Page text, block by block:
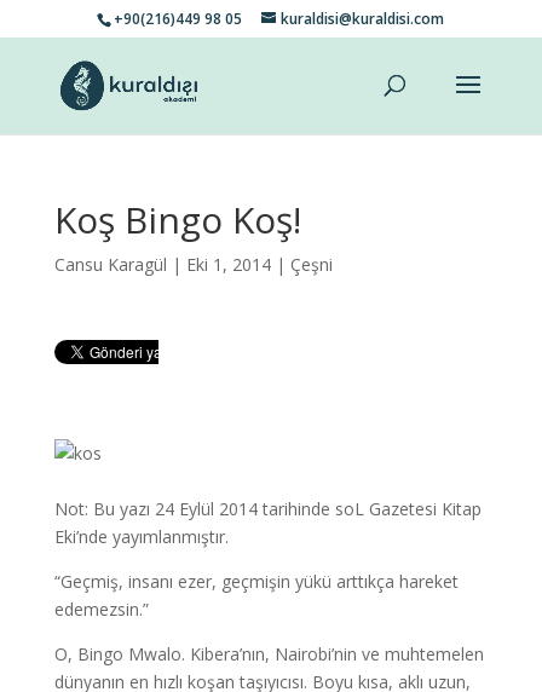
+90(216)449 98 05 kuraldisi@kuraldisi.com
Koş Bingo Koş!
Cansu Karagül | Eki 1, 2014 | Çeşni
Not: Bu yazı 24 Eylül 2014 tarihinde soL Gazetesi Kitap
Eki’nde yayımlanmıştır.
“Geçmiş, insanı ezer, geçmişin yükü arttıkça hareket
edemezsin.”
O, Bingo Mwalo. Kibera’nın, Nairobi’nin ve muhtemelen
dünyanın en hızlı koşan taşıyıcısı. Boyu kısa, aklı uzun,